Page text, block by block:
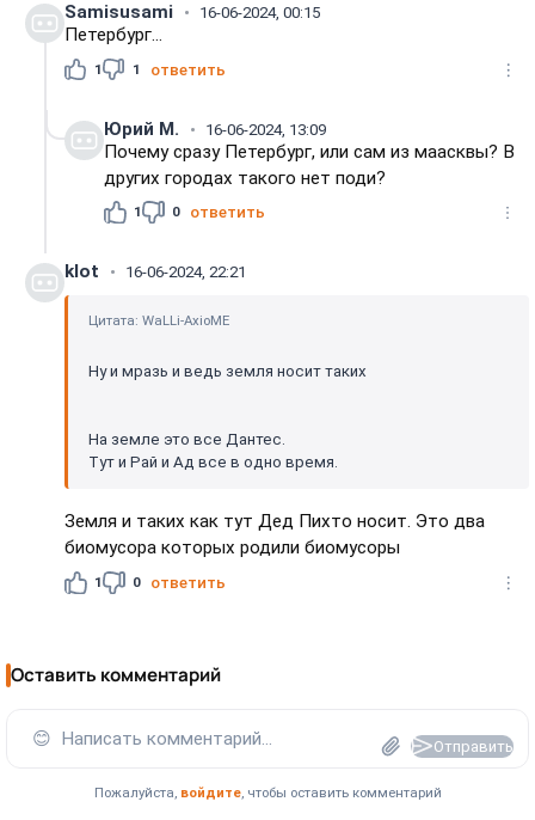
Samisusami 16-06-2024, 00:15
Петербург...
1 1 ответить
Юрий М. 16-06-2024, 13:09
Почему сразу Петербург, или сам из маасквы? В
других городах такого нет поди?
1 0 ответить
klot 16-06-2024, 22:21
Цитата: WaLLi-АxioME
Ну и мразь и ведь земля носит таких
На земле это все Дантес.
Тут и Рай и Ад все в одно время.
Земля и таких как тут Дед Пихто носит. Это два
биомусора которых родили биомусоры
1 0 ответить
Оставить комментарий
😊 Написать комментарий... Отправить
Пожалуйста, войдите, чтобы оставить комментарий